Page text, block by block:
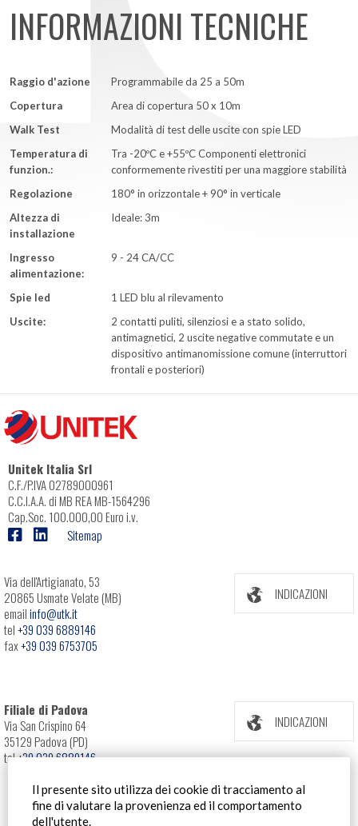
Il presente sito utilizza dei cookie di tracciamento al
fine di valutare la provenienza ed il comportamento
dell'utente.
INFORMAZIONI TECNICHE
Raggio d'azione
Programmabile da 25 a 50m
Copertura
Area di copertura 50 x 10m
Walk Test
Modalità di test delle uscite con spie LED
Temperatura di
funzion.:
Tra -20ºC e +55ºC Componenti elettronici
conformemente rivestiti per una maggiore stabilità
Regolazione
180° in orizzontale + 90° in verticale
Altezza di
installazione
Ideale: 3m
Ingresso
alimentazione:
9 - 24 CA/CC
Spie led
1 LED blu al rilevamento
Uscite:
2 contatti puliti, silenziosi e a stato solido,
antimagnetici, 2 uscite negative commutate e un
dispositivo antimanomissione comune (interruttori
frontali e posteriori)
Unitek Italia Srl
C.F./P.IVA 02789000961
C.C.I.A.A. di MB REA MB-1564296
Cap.Soc. 100.000,00 Euro i.v.
Sitemap
Via dell'Artigianato, 53
20865 Usmate Velate (MB)
emailinfo@utk.it
tel+39 039 6889146
fax+39 039 6753705
INDICAZIONI
Filiale di Padova
Via San Crispino 64
35129 Padova (PD)
tel+39 039 6889146
INDICAZIONI